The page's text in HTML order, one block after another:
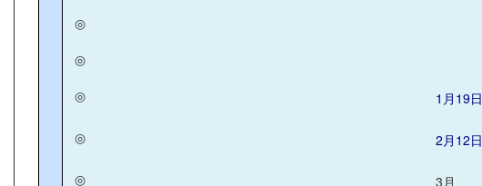
◎
◎
◎
1月19日
◎ 2月12日
◎ 3月